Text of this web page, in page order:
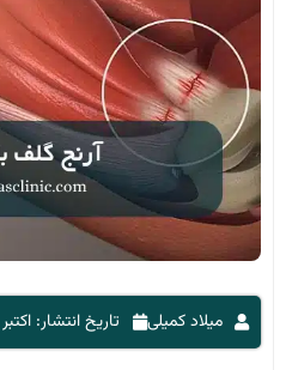
میلاد کمیلی تاریخ انتشار: اکتبر 26, 2023